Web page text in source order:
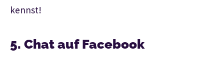
kennst!
5. Chat auf Facebook